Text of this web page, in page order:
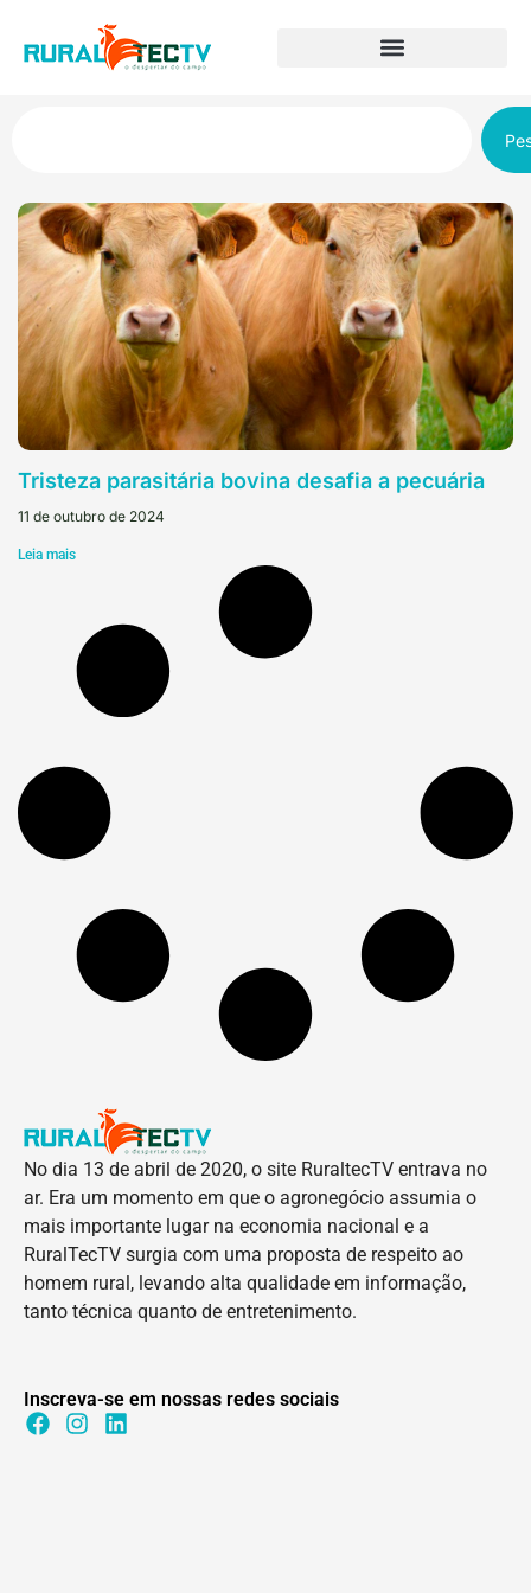
Tristeza parasitária bovina desafia a pecuária
11 de outubro de 2024
Leia mais
No dia 13 de abril de 2020, o site RuraltecTV entrava no
ar. Era um momento em que o agronegócio assumia o
mais importante lugar na economia nacional e a
RuralTecTV surgia com uma proposta de respeito ao
homem rural, levando alta qualidade em informação,
tanto técnica quanto de entretenimento.
Inscreva-se em nossas redes sociais